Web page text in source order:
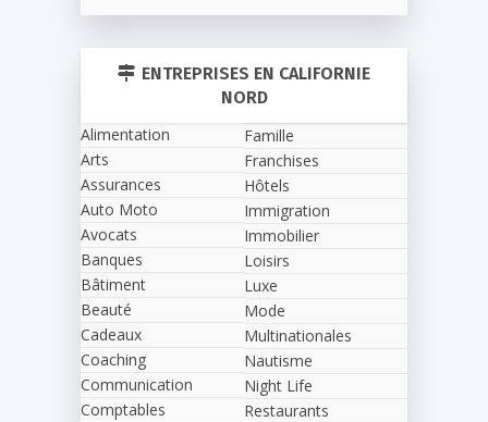
ENTREPRISES EN CALIFORNIE
NORD
Alimentation
Arts
Assurances
Auto Moto
Avocats
Banques
Bâtiment
Beauté
Cadeaux
Coaching
Communication
Comptables
Famille
Franchises
Hôtels
Immigration
Immobilier
Loisirs
Luxe
Mode
Multinationales
Nautisme
Night Life
Restaurants